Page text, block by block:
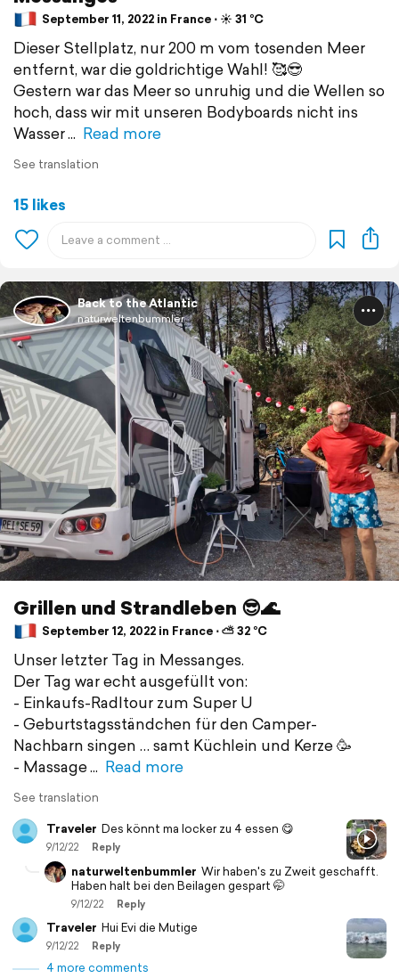
September 11, 2022 in France ⋅ ☀️ 31 °C
Dieser Stellplatz, nur 200 m vom tosenden Meer
entfernt, war die goldrichtige Wahl! 🥰😎
Gestern war das Meer so unruhig und die Wellen so
hoch, dass wir mit unseren Bodyboards nicht ins
Wasser
Read more
See translation
15 likes
Back to the Atlantic
naturweltenbummler
Grillen und Strandleben 😎🌊
September 12, 2022 in France ⋅ ⛅ 32 °C
Unser letzter Tag in Messanges.
Der Tag war echt ausgefüllt von:
- Einkaufs-Radltour zum Super U
- Geburtstagsständchen für den Camper-
Nachbarn singen … samt Küchlein und Kerze 🥳
- Massage
Read more
See translation
Traveler Des könnt ma locker zu 4 essen 😋
9/12/22 Reply
naturweltenbummler Wir haben's zu Zweit geschafft.
Haben halt bei den Beilagen gespart 🤭
9/12/22 Reply
Traveler Hui Evi die Mutige
9/12/22 Reply
4 more comments